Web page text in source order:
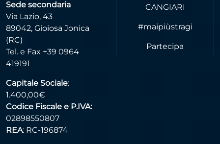
Sede secondaria
Via Lazio, 43
89042, Gioiosa Jonica
(RC)
Tel. e Fax +39 0964
419191
Capitale Sociale:
1.400,00€
Codice Fiscale e P.IVA:
02898550807
REA: RC-196874
CANGIARI
#maipiùstragi
Partecipa